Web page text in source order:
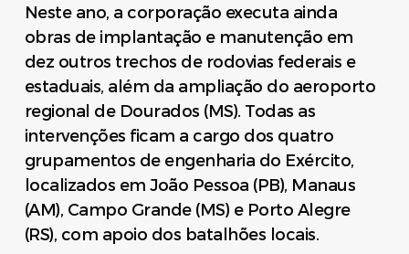
Neste ano, a corporação executa ainda
obras de implantação e manutenção em
dez outros trechos de rodovias federais e
estaduais, além da ampliação do aeroporto
regional de Dourados (MS). Todas as
intervenções ficam a cargo dos quatro
grupamentos de engenharia do Exército,
localizados em João Pessoa (PB), Manaus
(AM), Campo Grande (MS) e Porto Alegre
(RS), com apoio dos batalhões locais.